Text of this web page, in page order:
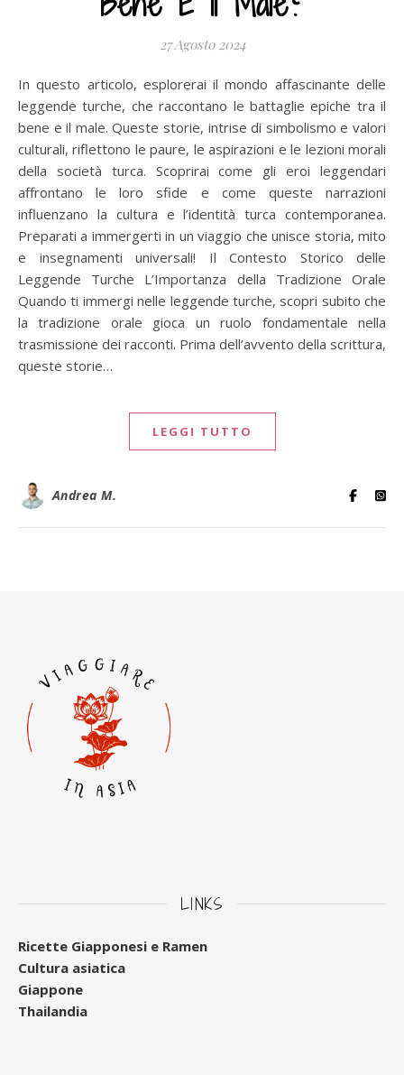
27 Agosto 2024
In questo articolo, esplorerai il mondo affascinante delle
leggende turche, che raccontano le battaglie epiche tra il
bene e il male. Queste storie, intrise di simbolismo e valori
culturali, riflettono le paure, le aspirazioni e le lezioni morali
della società turca. Scoprirai come gli eroi leggendari
affrontano le loro sfide e come queste narrazioni
influenzano la cultura e l’identità turca contemporanea.
Preparati a immergerti in un viaggio che unisce storia, mito
e insegnamenti universali! Il Contesto Storico delle
Leggende Turche L’Importanza della Tradizione Orale
Quando ti immergi nelle leggende turche, scopri subito che
la tradizione orale gioca un ruolo fondamentale nella
trasmissione dei racconti. Prima dell’avvento della scrittura,
queste storie…
LEGGI TUTTO
Andrea M.
LINKS
Ricette Giapponesi e Ramen
Cultura asiatica
Giappone
Thailandia